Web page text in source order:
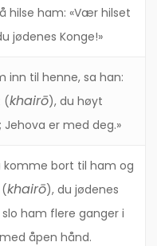
hilse ham: «Vær hilset
jødenes Konge!»
inn til henne, sa han:
(khairō), du høyt
er med deg.»
komme bort til ham og
(khairō), du jødenes
slo ham flere ganger i
åpen hånd.